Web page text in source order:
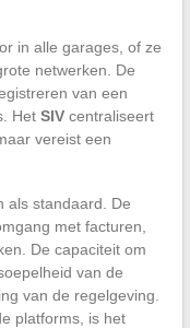
in alle garages, of ze
netwerken. De
van een
Het SIVcentraliseert
vereist een
als standaard. De
met facturen,
De capaciteit om
van de
van de regelgeving.
platforms, is het